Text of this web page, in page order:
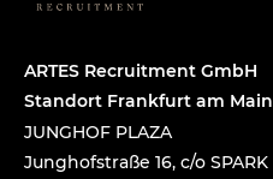
ARTES Recruitment GmbH
Standort Frankfurt am Main
JUNGHOF PLAZA
Junghofstraße 16, c/o SPARK